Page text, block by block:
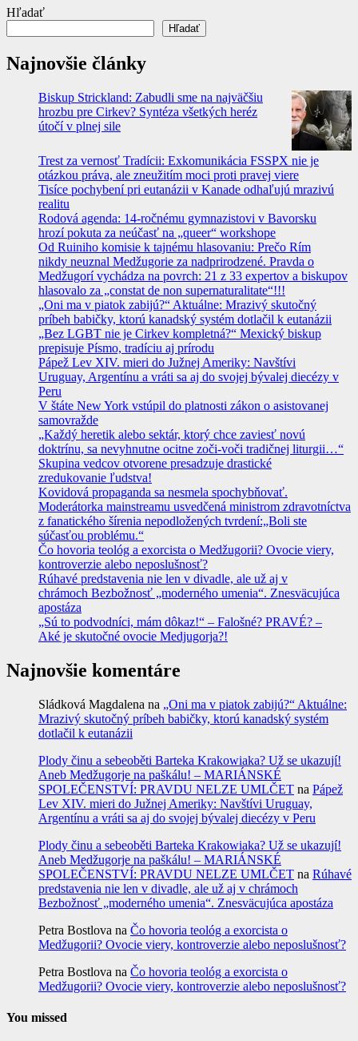
Hľadať
Hľadať
Najnovšie články
Biskup Strickland: Zabudli sme na najväčšiu
hrozbu pre Cirkev? Syntéza všetkých heréz
útočí v plnej sile
Trest za vernosť Tradícii: Exkomunikácia FSSPX nie je
otázkou práva, ale zneužitím moci proti pravej viere
Tisíce pochybení pri eutanázii v Kanade odhaľujú mrazivú
realitu
Rodová agenda: 14-ročnému gymnazistovi v Bavorsku
hrozí pokuta za neúčasť na „queer“ workshope
Od Ruiniho komisie k tajnému hlasovaniu: Prečo Rím
nikdy neuznal Medžugorie za nadprirodzené. Pravda o
Medžugorí vychádza na povrch: 21 z 33 expertov a biskupov
hlasovalo za „constat de non supernaturalitate“!!!
„Oni ma v piatok zabijú?“ Aktuálne: Mrazivý skutočný
príbeh babičky, ktorú kanadský systém dotlačil k eutanázii
„Bez LGBT nie je Cirkev kompletná?“ Mexický biskup
prepisuje Písmo, tradíciu aj prírodu
Pápež Lev XIV. mieri do Južnej Ameriky: Navštívi
Uruguay, Argentínu a vráti sa aj do svojej bývalej diecézy v
Peru
V štáte New York vstúpil do platnosti zákon o asistovanej
samovražde
„Každý heretik alebo sektár, ktorý chce zaviesť novú
doktrínu, sa nevyhnutne ocitne zoči-voči tradičnej liturgii…“
Skupina vedcov otvorene presadzuje drastické
zredukovanie ľudstva!
Kovidová propaganda sa nesmela spochybňovať.
Moderátorka mainstreamu usvedčená ministrom zdravotníctva
z fanatického šírenia nepodložených tvrdení:„Boli ste
súčasťou problému.“
Čo hovoria teológ a exorcista o Medžugorii? Ovocie viery,
kontroverzie alebo neposlušnosť?
Rúhavé predstavenia nie len v divadle, ale už aj v
chrámoch Bezbožnosť „moderného umenia“. Znesväcujúca
apostáza
„Sú to podvodníci, mám dôkaz!“ – Falošné? PRAVÉ? –
Aké je skutočné ovocie Medjugorja?!
Najnovšie komentáre
Sládková Magdalena na „Oni ma v piatok zabijú?“ Aktuálne:
Mrazivý skutočný príbeh babičky, ktorú kanadský systém
dotlačil k eutanázii
Plody činu a sebeoběti Barteka Krakowiaka? Už se ukazují!
Aneb Medžugorje na paškálu! – MARIÁNSKÉ
SPOLEČENSTVÍ: PRAVDU NELZE UMLČET na Pápež
Lev XIV. mieri do Južnej Ameriky: Navštívi Uruguay,
Argentínu a vráti sa aj do svojej bývalej diecézy v Peru
Plody činu a sebeoběti Barteka Krakowiaka? Už se ukazují!
Aneb Medžugorje na paškálu! – MARIÁNSKÉ
SPOLEČENSTVÍ: PRAVDU NELZE UMLČET na Rúhavé
predstavenia nie len v divadle, ale už aj v chrámoch
Bezbožnosť „moderného umenia“. Znesväcujúca apostáza
Petra Bostlova na Čo hovoria teológ a exorcista o
Medžugorii? Ovocie viery, kontroverzie alebo neposlušnosť?
Petra Bostlova na Čo hovoria teológ a exorcista o
Medžugorii? Ovocie viery, kontroverzie alebo neposlušnosť?
You missed